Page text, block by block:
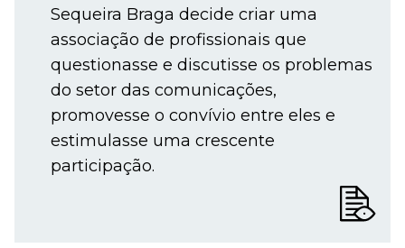
Sequeira Braga decide criar uma
associação de profissionais que
questionasse e discutisse os problemas
do setor das comunicações,
promovesse o convívio entre eles e
estimulasse uma crescente
participação.